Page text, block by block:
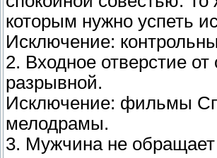
которым нужно успеть
Исключение:
2. Входное отверстие
разрывной.
Исключение: фильмы
мелодрамы.
3. Мужчина не